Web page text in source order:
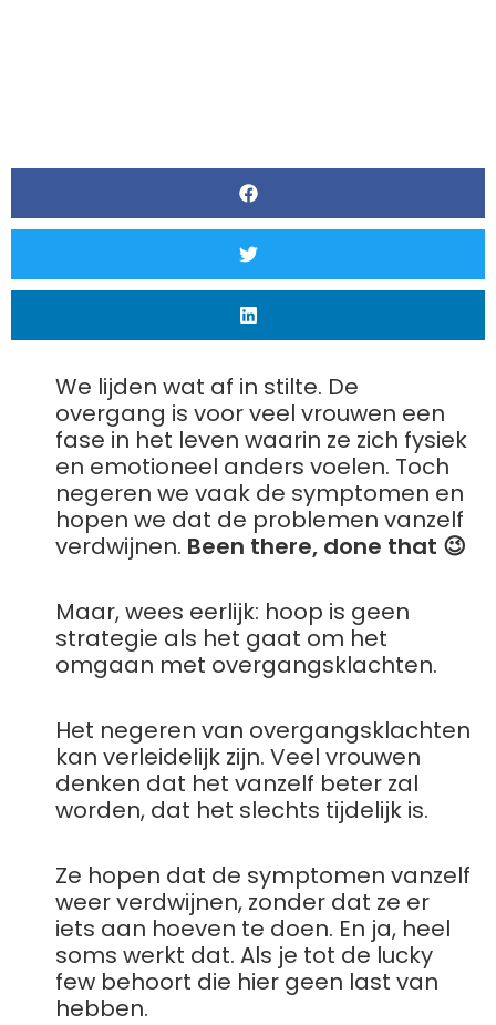
We lijden wat af in stilte. De
overgang is voor veel vrouwen een
fase in het leven waarin ze zich fysiek
en emotioneel anders voelen. Toch
negeren we vaak de symptomen en
hopen we dat de problemen vanzelf
verdwijnen. Been there, done that 😉
Maar, wees eerlijk: hoop is geen
strategie als het gaat om het
omgaan met overgangsklachten.
Het negeren van overgangsklachten
kan verleidelijk zijn. Veel vrouwen
denken dat het vanzelf beter zal
worden, dat het slechts tijdelijk is.
Ze hopen dat de symptomen vanzelf
weer verdwijnen, zonder dat ze er
iets aan hoeven te doen. En ja, heel
soms werkt dat. Als je tot de lucky
few behoort die hier geen last van
hebben.